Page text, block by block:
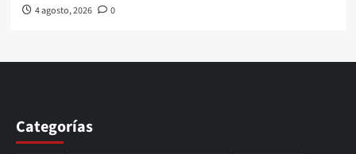
4 agosto, 2026 0
Categorías